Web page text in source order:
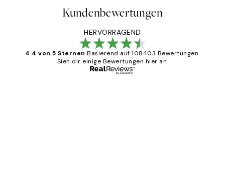
Kundenbewertungen
HERVORRAGEND
4.4 von 5 Sternen Basierend auf 108403 Bewertungen.
Sieh dir einige Bewertungen hier an.